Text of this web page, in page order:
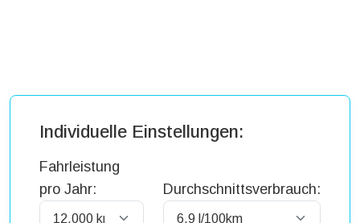
Individuelle Einstellungen:
Fahrleistung
pro Jahr:
Durchschnittsverbrauch: